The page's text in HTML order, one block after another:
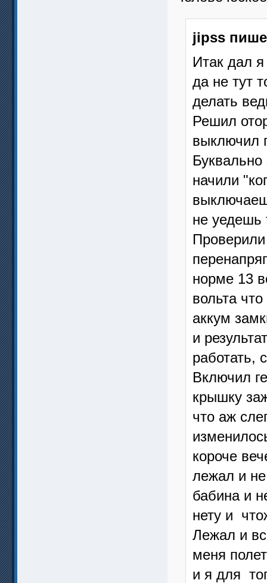
jipss
Итак дал я
да не тут
делать
Решил
выключил
Буквально
начили
не уедешь
норме 13
вольта
аккум
и
работать,
Включил
крышку
что аж
короче
лежал и не
бабина и
нету и
Лежал и
меня
и я для